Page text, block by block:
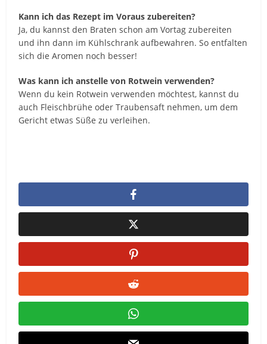
Kann ich das Rezept im Voraus zubereiten?
Ja, du kannst den Braten schon am Vortag zubereiten
und ihn dann im Kühlschrank aufbewahren. So entfalten
sich die Aromen noch besser!
Was kann ich anstelle von Rotwein verwenden?
Wenn du kein Rotwein verwenden möchtest, kannst du
auch Fleischbrühe oder Traubensaft nehmen, um dem
Gericht etwas Süße zu verleihen.